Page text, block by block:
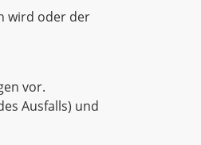
wird oder der
vor.
Ausfalls) und